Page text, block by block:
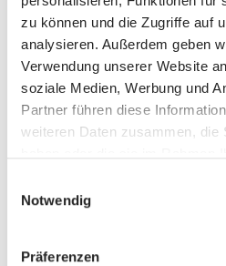
zu können und die Zugriffe auf
analysieren. Außerdem geben
Verwendung unserer Website
soziale Medien, Werbung und
Partner führen diese
weiteren Daten zusammen, die
Notwendig
Präferenzen
ziehen Brooke tiefer in
Abgründe des Waldes
dass sie inzwischen in
… Die neue Bad Hero
Moore entführt euch in